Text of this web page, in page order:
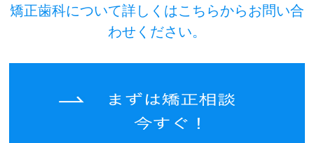
矯正歯科について詳しくはこちらからお問い合
わせください。